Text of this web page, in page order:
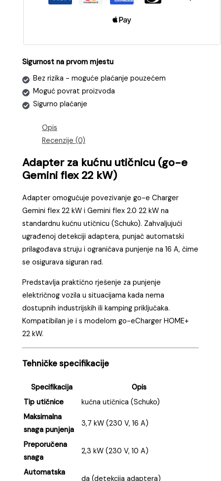
Sigurnost na prvom mjestu
Bez rizika - moguće plaćanje pouzećem
Moguć povrat proizvoda
Sigurno plaćanje
Opis
Recenzije (0)
Adapter za kućnu utičnicu (go-e
Gemini flex 22 kW)
Adapter omogućuje povezivanje go-e Charger
Gemini flex 22 kW i Gemini flex 2.0 22 kW na
standardnu kućnu utičnicu (Schuko). Zahvaljujući
ugrađenoj detekciji adaptera, punjač automatski
prilagođava struju i ograničava punjenje na 16 A, čime
se osigurava siguran rad.
Predstavlja praktično rješenje za punjenje
električnog vozila u situacijama kada nema
dostupnih industrijskih ili kamping priključaka.
Kompatibilan je i s modelom go-eCharger HOME+
22 kW.
Tehničke specifikacije
Specifikacija
Opis
Tip utičnice
kućna utičnica (Schuko)
Maksimalna
snaga punjenja
3,7 kW (230 V, 16 A)
Preporučena
snaga
2,3 kW (230 V, 10 A)
Automatska
da (detekcija adaptera)